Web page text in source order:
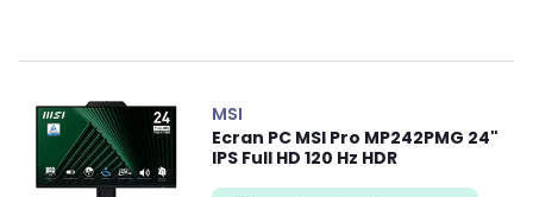
MSI
Ecran PC MSI Pro MP242PMG 24"
IPS Full HD 120 Hz HDR